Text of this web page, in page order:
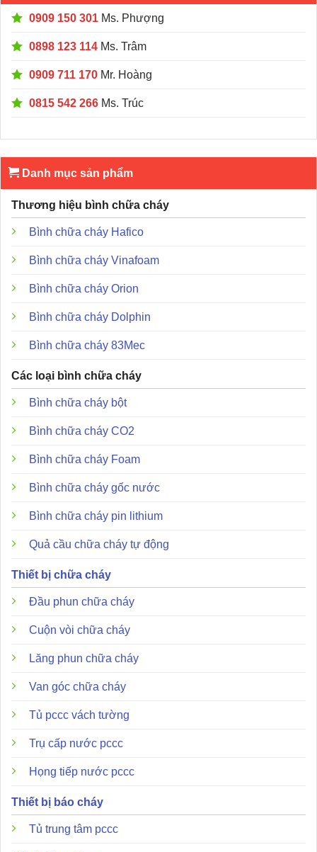
0909 150 301 Ms. Phượng
0898 123 114 Ms. Trâm
0909 711 170 Mr. Hoàng
0815 542 266 Ms. Trúc
Danh mục sản phẩm
Thương hiệu bình chữa cháy
Bình chữa cháy Hafico
Bình chữa cháy Vinafoam
Bình chữa cháy Orion
Bình chữa cháy Dolphin
Bình chữa cháy 83Mec
Các loại bình chữa cháy
Bình chữa cháy bột
Bình chữa cháy CO2
Bình chữa cháy Foam
Bình chữa cháy gốc nước
Bình chữa cháy pin lithium
Quả cầu chữa cháy tự động
Thiết bị chữa cháy
Đầu phun chữa cháy
Cuộn vòi chữa cháy
Lăng phun chữa cháy
Van góc chữa cháy
Tủ pccc vách tường
Trụ cấp nước pccc
Họng tiếp nước pccc
Thiết bị báo cháy
Tủ trung tâm pccc